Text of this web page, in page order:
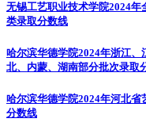
无锡工艺职业技术学院2024年
类录取分数线
哈尔滨华德学院2024年浙江
北、内蒙、湖南部分批次录取
哈尔滨华德学院2024年河北
分数线